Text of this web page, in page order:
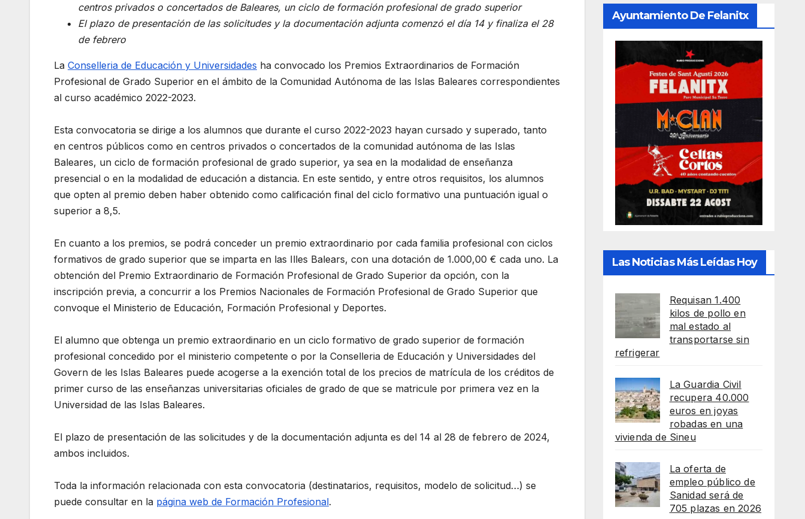
centros privados o concertados de Baleares, un ciclo de formación profesional de grado superior
El plazo de presentación de las solicitudes y la documentación adjunta comenzó el día 14 y finaliza el 28
de febrero
La Conselleria de Educación y Universidades ha convocado los Premios Extraordinarios de Formación
Profesional de Grado Superior en el ámbito de la Comunidad Autónoma de las Islas Baleares correspondientes
al curso académico 2022-2023.
Esta convocatoria se dirige a los alumnos que durante el curso 2022-2023 hayan cursado y superado, tanto
en centros públicos como en centros privados o concertados de la comunidad autónoma de las Islas
Baleares, un ciclo de formación profesional de grado superior, ya sea en la modalidad de enseñanza
presencial o en la modalidad de educación a distancia. En este sentido, y entre otros requisitos, los alumnos
que opten al premio deben haber obtenido como calificación final del ciclo formativo una puntuación igual o
superior a 8,5.
En cuanto a los premios, se podrá conceder un premio extraordinario por cada familia profesional con ciclos
formativos de grado superior que se imparta en las Illes Balears, con una dotación de 1.000,00 € cada uno. La
obtención del Premio Extraordinario de Formación Profesional de Grado Superior da opción, con la
inscripción previa, a concurrir a los Premios Nacionales de Formación Profesional de Grado Superior que
convoque el Ministerio de Educación, Formación Profesional y Deportes.
El alumno que obtenga un premio extraordinario en un ciclo formativo de grado superior de formación
profesional concedido por el ministerio competente o por la Conselleria de Educación y Universidades del
Govern de les Islas Baleares puede acogerse a la exención total de los precios de matrícula de los créditos de
primer curso de las enseñanzas universitarias oficiales de grado de que se matricule por primera vez en la
Universidad de las Islas Baleares.
El plazo de presentación de las solicitudes y de la documentación adjunta es del 14 al 28 de febrero de 2024,
ambos incluidos.
Toda la información relacionada con esta convocatoria (destinatarios, requisitos, modelo de solicitud…) se
puede consultar en la página web de Formación Profesional.
Ayuntamiento De Felanitx
Las Noticias Más Leídas Hoy
Requisan 1.400
kilos de pollo en
mal estado al
transportarse sin
refrigerar
La Guardia Civil
recupera 40.000
euros en joyas
robadas en una
vivienda de Sineu
La oferta de
empleo público de
Sanidad será de
705 plazas en 2026